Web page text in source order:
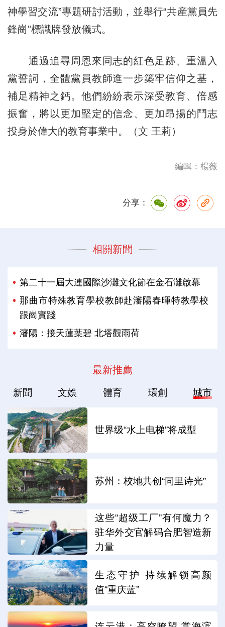
神學習交流”專題研討活動，並舉行“共産黨員先
鋒崗”標識牌發放儀式。
通過追尋周恩來同志的紅色足跡、重溫入
黨誓詞，全體黨員教師進一步築牢信仰之基，
補足精神之鈣。他們紛紛表示深受教育、倍感
振奮，將以更加堅定的信念、更加昂揚的鬥志
投身於偉大的教育事業中。（文 王莉）
編輯：楊薇
分享：
相關新聞
第二十一屆大連國際沙灘文化節在金石灘啟幕
那曲市特殊教育學校教師赴瀋陽春暉特教學校
跟崗實踐
瀋陽：接天蓮葉碧 北塔觀雨荷
最新推薦
新聞 文娛 體育 環創 城市
世界级“水上电梯”将成型
苏州：校地共创“同里诗光”
这些“超级工厂”有何魔力？
驻华外交官解码合肥智造新
力量
生态守护 持续解锁高颜
值“重庆蓝”